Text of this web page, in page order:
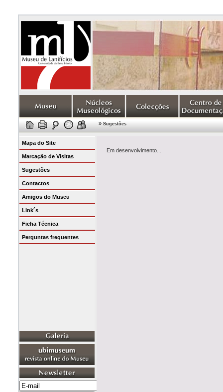
» Sugestões
Mapa do Site
Marcação de Visitas
Sugestões
Contactos
Amigos do Museu
Link´s
Ficha Técnica
Perguntas frequentes
Em desenvolvimento...